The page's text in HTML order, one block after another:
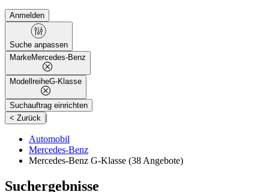
Anmelden
Suche anpassen
MarkeMercedes-Benz
ModellreiheG-Klasse
Suchauftrag einrichten
< Zurück |
Automobil
Mercedes-Benz
Mercedes-Benz G-Klasse (38 Angebote)
Suchergebnisse